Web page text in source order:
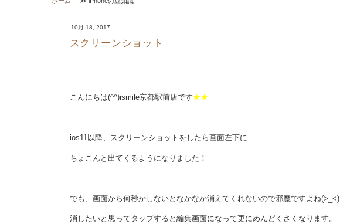
10月 18, 2017
スクリーンショット
こんにちは(^^)ismile京都駅前店です★★
ios11以降、スクリーンショットをしたら画面左下に
ちょこんと出てくるようになりました！
でも、画面から何秒かしないとなかなか消えてくれないので邪魔ですよね(>_<)
消したいと思ってタップすると編集画面になって更にめんどくさくなります。